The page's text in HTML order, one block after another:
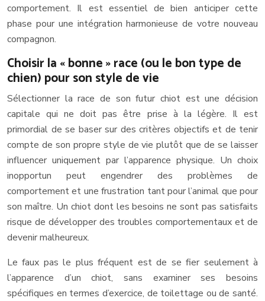
comportement. Il est essentiel de bien anticiper cette
phase pour une intégration harmonieuse de votre nouveau
compagnon.
Choisir la « bonne » race (ou le bon type de
chien) pour son style de vie
Sélectionner la race de son futur chiot est une décision
capitale qui ne doit pas être prise à la légère. Il est
primordial de se baser sur des critères objectifs et de tenir
compte de son propre style de vie plutôt que de se laisser
influencer uniquement par l’apparence physique. Un choix
inopportun peut engendrer des problèmes de
comportement et une frustration tant pour l’animal que pour
son maître. Un chiot dont les besoins ne sont pas satisfaits
risque de développer des troubles comportementaux et de
devenir malheureux.
Le faux pas le plus fréquent est de se fier seulement à
l’apparence d’un chiot, sans examiner ses besoins
spécifiques en termes d’exercice, de toilettage ou de santé.